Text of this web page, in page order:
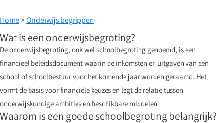
Home>Onderwijs begrippen
Wat is een onderwijsbegroting?
De onderwijsbegroting, ook wel schoolbegroting genoemd, is een
financieel beleidsdocument waarin de inkomsten en uitgaven van een
school of schoolbestuur voor het komende jaar worden geraamd. Het
vormt de basis voor financiële keuzes en legt de relatie tussen
onderwijskundige ambities en beschikbare middelen.
Waarom is een goede schoolbegroting belangrijk?